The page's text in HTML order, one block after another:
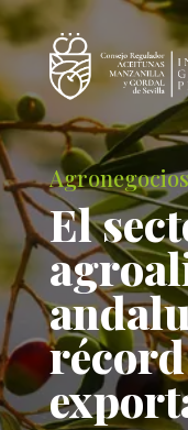
Agronegocios
El